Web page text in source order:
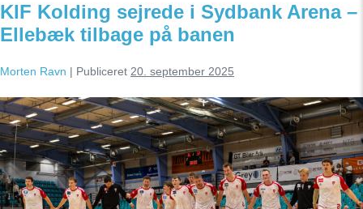
KIF Kolding sejrede i Sydbank Arena –
Ellebæk tilbage på banen
Morten Ravn | Publiceret 20. september 2025
KIF
Kolding
sejrede
i
Sydbank